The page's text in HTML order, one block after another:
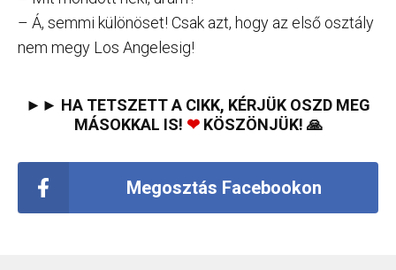
– Á, semmi különöset! Csak azt, hogy az első osztály
nem megy Los Angelesig!
►► HA TETSZETT A CIKK, KÉRJÜK OSZD MEG
MÁSOKKAL IS! ❤KÖSZÖNJÜK! 🙏
Megosztás Facebookon